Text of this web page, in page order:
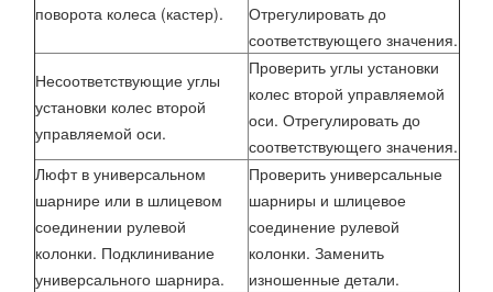
поворота колеса (кастер).
Отрегулировать до
соответствующего значения.
Несоответствующие углы
установки колес второй
управляемой оси.
Проверить углы установки
колес второй управляемой
оси. Отрегулировать до
соответствующего значения.
Люфт в универсальном
шарнире или в шлицевом
соединении рулевой
колонки. Подклинивание
универсального шарнира.
Проверить универсальные
шарниры и шлицевое
соединение рулевой
колонки. Заменить
изношенные детали.